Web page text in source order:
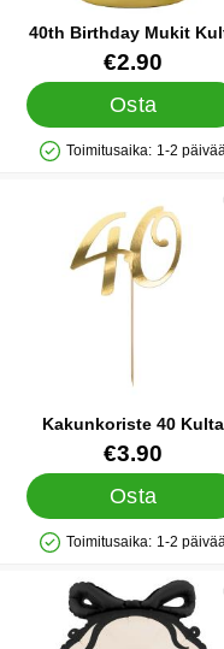
40th Birthday Mukit
Tuote.nro 31259
€2.90
Osta
Saatavuus: Varastossa
Toimitusaika: 1-2
Kakunkoriste 40 Kulta
Tuote.nro 33086
€3.90
Osta
Saatavuus: Varastossa
Toimitusaika: 1-2
Merkitse
happy Birthday